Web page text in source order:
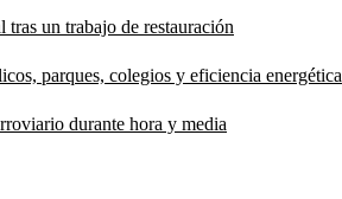
un trabajo de restauración
parques, colegios y eficiencia energética
durante hora y media